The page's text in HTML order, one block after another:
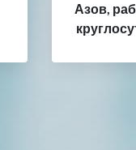
Азов,